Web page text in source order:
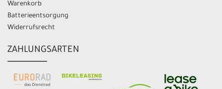
Warenkorb
Batterieentsorgung
Widerrufsrecht
ZAHLUNGSARTEN